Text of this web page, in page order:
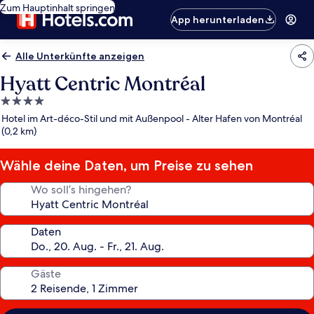
Zum Hauptinhalt springen
App herunterladen
Alle Unterkünfte anzeigen
Hyatt Centric Montréal
4.0-
Sterne-
Unterkunft
Hotel im Art-déco-Stil und mit Außenpool - Alter Hafen von Montréal
(0,2 km)
Wähle deine Daten, um Preise zu sehen
Wo soll’s hingehen?
Daten
Gäste